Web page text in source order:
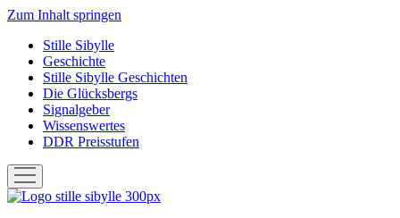
Zum Inhalt springen
Stille Sibylle
Geschichte
Stille Sibylle Geschichten
Die Glücksbergs
Signalgeber
Wissenswertes
DDR Preisstufen
Menü
öffnen
Stille